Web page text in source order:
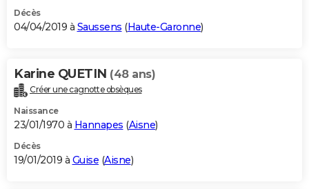
Décès
04/04/2019 à Saussens (Haute-Garonne)
Karine QUETIN (48 ans)
Créer une cagnotte obsèques
Naissance
23/01/1970 à Hannapes (Aisne)
Décès
19/01/2019 à Guise (Aisne)